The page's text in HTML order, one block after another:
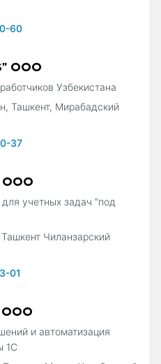
60
ООО
Узбекистана
Ташкент, Мирабадский
37
ООО
учетных задач "под
Чиланзарский
01
ООО
и автоматизация
1С